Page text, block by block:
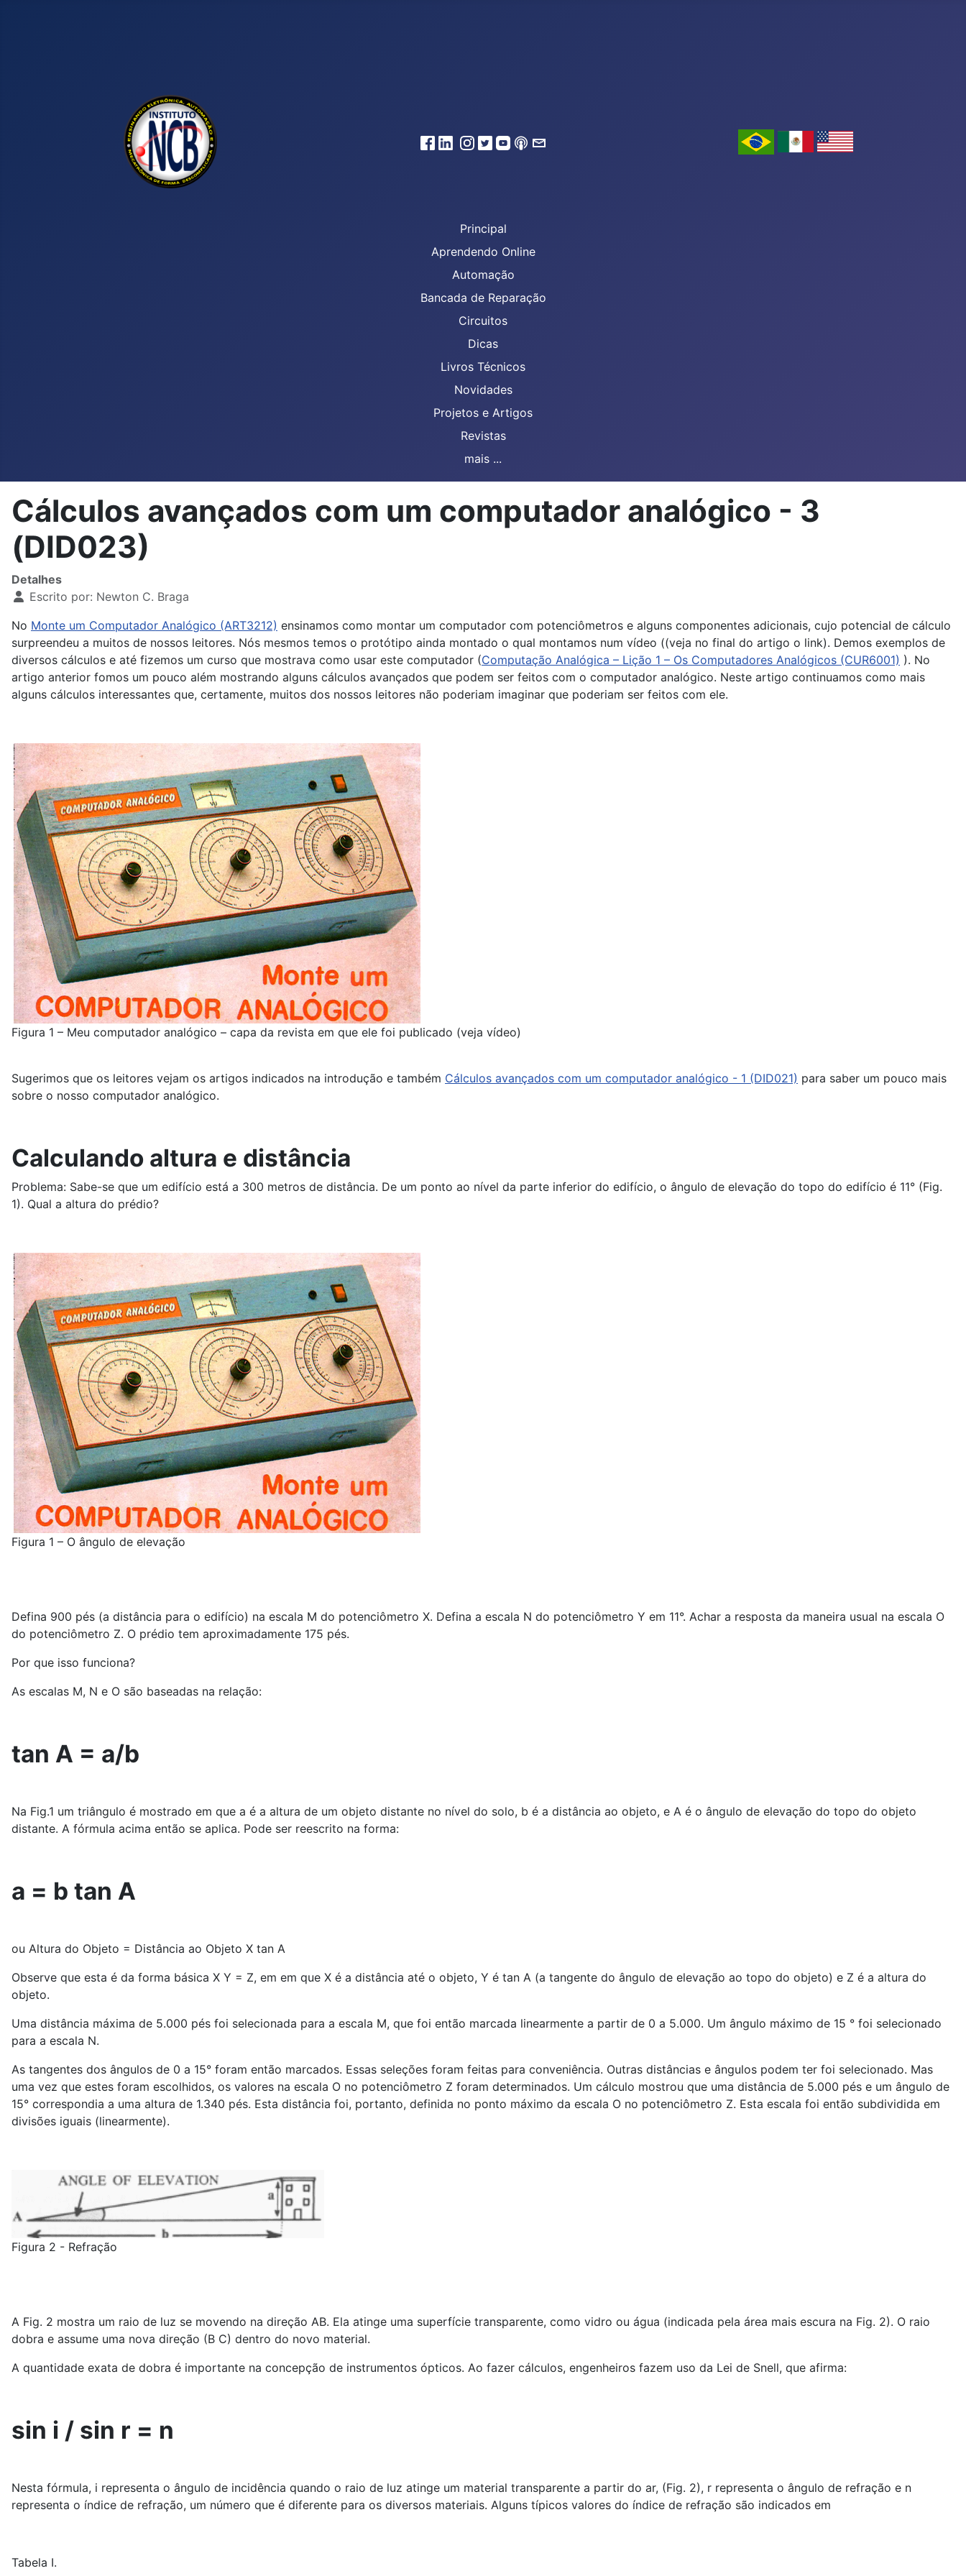
Principal
Aprendendo Online
Automação
Bancada de Reparação
Circuitos
Dicas
Livros Técnicos
Novidades
Projetos e Artigos
Revistas
mais ...
Cálculos avançados com um computador analógico - 3
(DID023)
Detalhes
Escrito por: Newton C. Braga
No Monte um Computador Analógico (ART3212) ensinamos como montar um computador com potenciômetros e alguns componentes adicionais, cujo potencial de cálculo
surpreendeu a muitos de nossos leitores. Nós mesmos temos o protótipo ainda montado o qual montamos num vídeo ((veja no final do artigo o link). Demos exemplos de
diversos cálculos e até fizemos um curso que mostrava como usar este computador (Computação Analógica – Lição 1 – Os Computadores Analógicos (CUR6001) ). No
artigo anterior fomos um pouco além mostrando alguns cálculos avançados que podem ser feitos com o computador analógico. Neste artigo continuamos como mais
alguns cálculos interessantes que, certamente, muitos dos nossos leitores não poderiam imaginar que poderiam ser feitos com ele.
Figura 1 – Meu computador analógico – capa da revista em que ele foi publicado (veja vídeo)
Sugerimos que os leitores vejam os artigos indicados na introdução e também Cálculos avançados com um computador analógico - 1 (DID021) para saber um pouco mais
sobre o nosso computador analógico.
Calculando altura e distância
Problema: Sabe-se que um edifício está a 300 metros de distância. De um ponto ao nível da parte inferior do edifício, o ângulo de elevação do topo do edifício é 11° (Fig.
1). Qual a altura do prédio?
Figura 1 – O ângulo de elevação
Defina 900 pés (a distância para o edifício) na escala M do potenciômetro X. Defina a escala N do potenciômetro Y em 11°. Achar a resposta da maneira usual na escala O
do potenciômetro Z. O prédio tem aproximadamente 175 pés.
Por que isso funciona?
As escalas M, N e O são baseadas na relação:
tan A = a/b
Na Fig.1 um triângulo é mostrado em que a é a altura de um objeto distante no nível do solo, b é a distância ao objeto, e A é o ângulo de elevação do topo do objeto
distante. A fórmula acima então se aplica. Pode ser reescrito na forma:
a = b tan A
ou Altura do Objeto = Distância ao Objeto X tan A
Observe que esta é da forma básica X Y = Z, em em que X é a distância até o objeto, Y é tan A (a tangente do ângulo de elevação ao topo do objeto) e Z é a altura do
objeto.
Uma distância máxima de 5.000 pés foi selecionada para a escala M, que foi então marcada linearmente a partir de 0 a 5.000. Um ângulo máximo de 15 ° foi selecionado
para a escala N.
As tangentes dos ângulos de 0 a 15° foram então marcados. Essas seleções foram feitas para conveniência. Outras distâncias e ângulos podem ter foi selecionado. Mas
uma vez que estes foram escolhidos, os valores na escala O no potenciômetro Z foram determinados. Um cálculo mostrou que uma distância de 5.000 pés e um ângulo de
15° correspondia a uma altura de 1.340 pés. Esta distância foi, portanto, definida no ponto máximo da escala O no potenciômetro Z. Esta escala foi então subdividida em
divisões iguais (linearmente).
Figura 2 - Refração
A Fig. 2 mostra um raio de luz se movendo na direção AB. Ela atinge uma superfície transparente, como vidro ou água (indicada pela área mais escura na Fig. 2). O raio
dobra e assume uma nova direção (B C) dentro do novo material.
A quantidade exata de dobra é importante na concepção de instrumentos ópticos. Ao fazer cálculos, engenheiros fazem uso da Lei de Snell, que afirma:
sin i / sin r = n
Nesta fórmula, i representa o ângulo de incidência quando o raio de luz atinge um material transparente a partir do ar, (Fig. 2), r representa o ângulo de refração e n
representa o índice de refração, um número que é diferente para os diversos materiais. Alguns típicos valores do índice de refração são indicados em
Tabela I.